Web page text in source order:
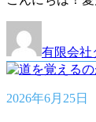
有限会社
2026年6月25日